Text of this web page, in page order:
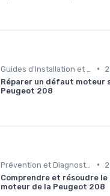
•
Réparer un défaut moteur
Peugeot 208
•
Comprendre et résoudre
moteur de la Peugeot 208